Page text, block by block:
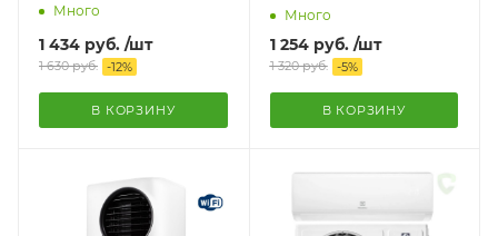
Много
1 434 руб. /шт
1 630руб. -12%
В КОРЗИНУ
Много
1 254руб. /шт
1 320руб. -5%
В КОРЗИНУ